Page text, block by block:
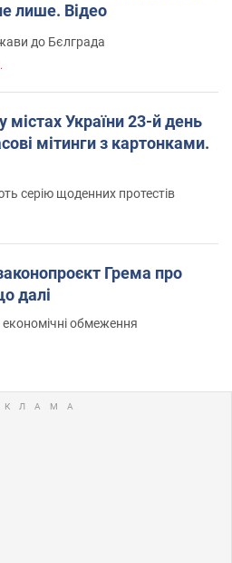
лише. Відео
до Бєлграда
містах України 23-й день
мітинги з картонками.
серію щоденних протестів
Грема про
далі
обмеження